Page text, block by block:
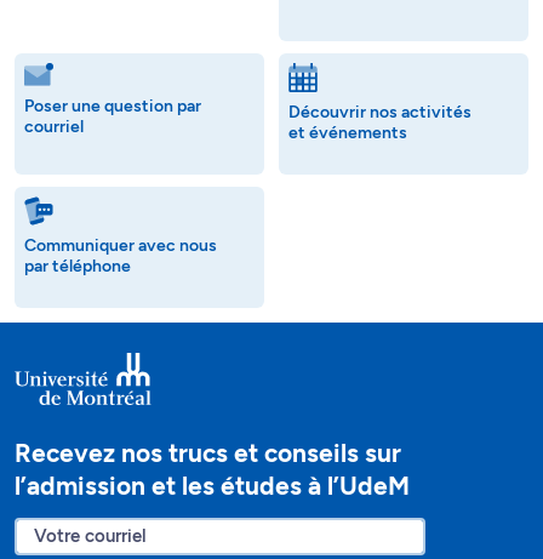
Poser une question par
courriel
Découvrir nos activités
et événements
Communiquer avec nous
par téléphone
Recevez nos trucs et conseils sur
l’admission et les études à l’UdeM